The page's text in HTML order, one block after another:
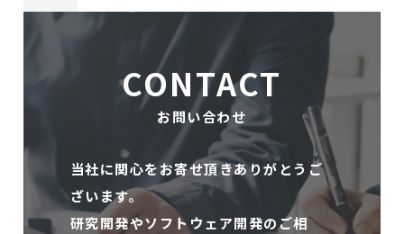
CONTACT
お問い合わせ
当社に関心をお寄せ頂きありがとうご
ざいます。
研究開発やソフトウェア開発のご相